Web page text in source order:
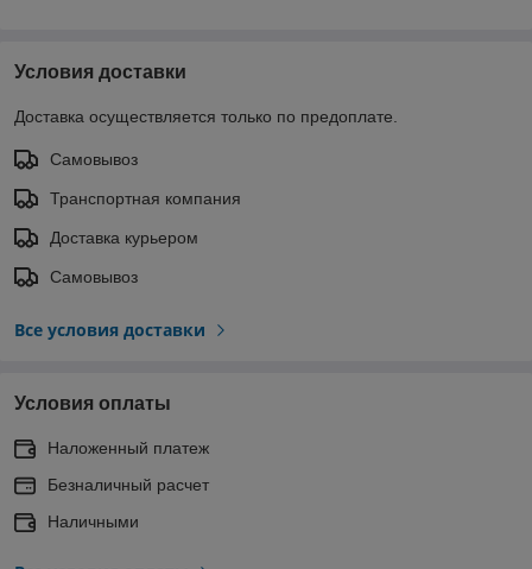
Условия доставки
Доставка осуществляется только по предоплате.
Самовывоз
Транспортная компания
Доставка курьером
Самовывоз
Все условия доставки
Условия оплаты
Наложенный платеж
Безналичный расчет
Наличными